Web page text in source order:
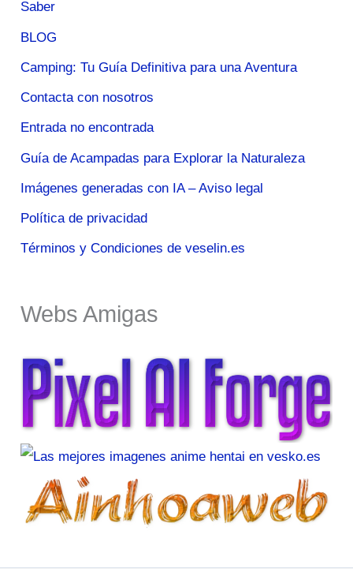
Saber
BLOG
Camping: Tu Guía Definitiva para una Aventura
Contacta con nosotros
Entrada no encontrada
Guía de Acampadas para Explorar la Naturaleza
Imágenes generadas con IA – Aviso legal
Política de privacidad
Términos y Condiciones de veselin.es
Webs Amigas